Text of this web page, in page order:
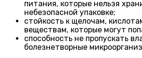
питания, которые нельзя
небезопасной упаковке;
стойкость к щелочам,
веществам, которые могут
способность не пропускать
болезнетворные